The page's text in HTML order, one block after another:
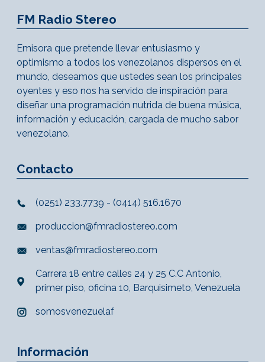
FM Radio Stereo
Emisora que pretende llevar entusiasmo y
optimismo a todos los venezolanos dispersos en el
mundo, deseamos que ustedes sean los principales
oyentes y eso nos ha servido de inspiración para
diseñar una programación nutrida de buena música,
información y educación, cargada de mucho sabor
venezolano.
Contacto
(0251) 233.7739 - (0414) 516.1670
produccion@fmradiostereo.com
ventas@fmradiostereo.com
Carrera 18 entre calles 24 y 25 C.C Antonio,
primer piso, oficina 10, Barquisimeto, Venezuela
somosvenezuelaf
Información